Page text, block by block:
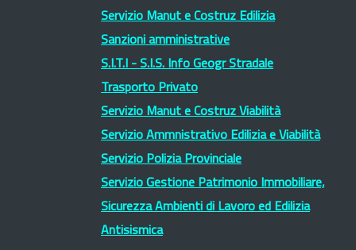
Servizio Manut e Costruz Edilizia
Sanzioni amministrative
S.I.T.I - S.I.S. Info Geogr Stradale
Trasporto Privato
Servizio Manut e Costruz Viabilità
Servizio Ammnistrativo Edilizia e Viabilità
Servizio Polizia Provinciale
Servizio Gestione Patrimonio Immobiliare,
Sicurezza Ambienti di Lavoro ed Edilizia
Antisismica